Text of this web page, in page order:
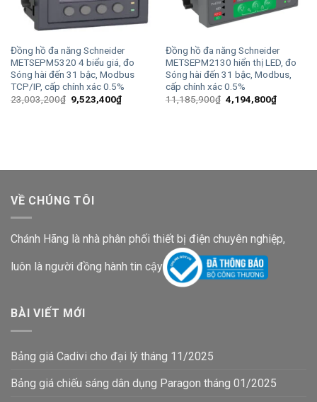
Đồng hồ đa năng Schneider
METSEPM5320 4 biểu giá, đo
Sóng hài đến 31 bậc, Modbus
TCP/IP, cấp chính xác 0.5%
23,003,200₫ Giá
gốc
9,523,400₫Giá
hiện
Đồng hồ đa năng Schneider
METSEPM2130 hiển thị LED, đo
Sóng hài đến 31 bậc, Modbus,
cấp chính xác 0.5%
11,185,900₫ Giá
gốc
4,194,800₫Giá
hiện
VỀ CHÚNG TÔI
Chánh Hãng là nhà phân phối thiết bị điện chuyên nghiệp,
luôn là người đồng hành tin cậy
BÀI VIẾT MỚI
Bảng giá Cadivi cho đại lý tháng 11/2025
Bảng giá chiếu sáng dân dụng Paragon tháng 01/2025